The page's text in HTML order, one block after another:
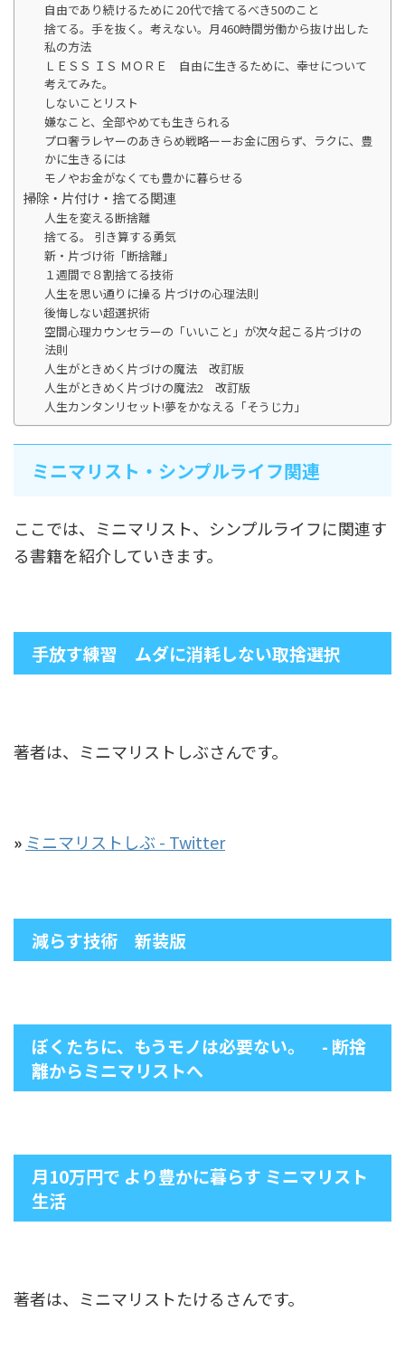
自由であり続けるために 20代で捨てるべき50のこと
捨てる。手を抜く。考えない。月460時間労働から抜け出した
私の方法
ＬＥＳＳ ＩＳ ＭＯＲＥ 自由に生きるために、幸せについて
考えてみた。
しないことリスト
嫌なこと、全部やめても生きられる
プロ奢ラレヤーのあきらめ戦略ーーお金に困らず、ラクに、豊
かに生きるには
モノやお金がなくても豊かに暮らせる
掃除・片付け・捨てる関連
人生を変える断捨離
捨てる。 引き算する勇気
新・片づけ術「断捨離」
１週間で８割捨てる技術
人生を思い通りに操る 片づけの心理法則
後悔しない超選択術
空間心理カウンセラーの「いいこと」が次々起こる片づけの
法則
人生がときめく片づけの魔法 改訂版
人生がときめく片づけの魔法2 改訂版
人生カンタンリセット!夢をかなえる「そうじ力」
ミニマリスト・シンプルライフ関連
ここでは、ミニマリスト、シンプルライフに関連す
る書籍を紹介していきます。
手放す練習 ムダに消耗しない取捨選択
著者は、ミニマリストしぶさんです。
» ミニマリストしぶ - Twitter
減らす技術 新装版
ぼくたちに、もうモノは必要ない。 - 断捨
離からミニマリストへ
月10万円で より豊かに暮らす ミニマリスト
生活
著者は、ミニマリストたけるさんです。